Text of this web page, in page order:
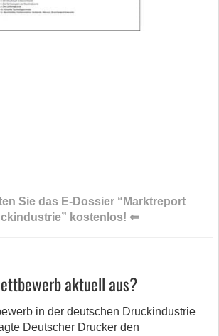
Sie das E-Dossier “Marktreport
kostenlos! ⇐
aktuell aus?
in der deutschen Druckindustrie
Deutscher Drucker den